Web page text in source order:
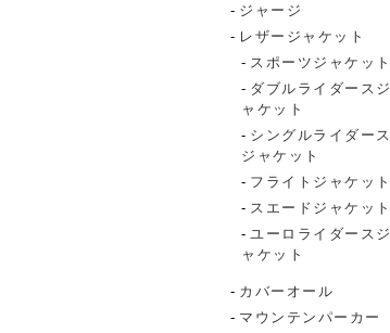
ジャージ
レザージャケット
スポーツジャケット
ダブルライダースジ
ャケット
シングルライダース
ジャケット
フライトジャケット
スエードジャケット
ユーロライダースジ
ャケット
カバーオール
マウンテンパーカー